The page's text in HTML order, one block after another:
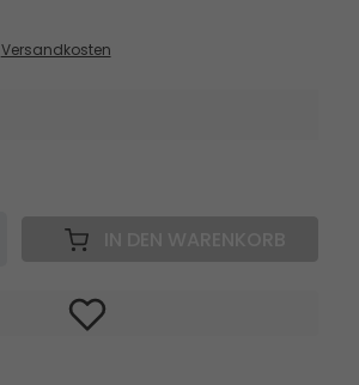
Versandkosten